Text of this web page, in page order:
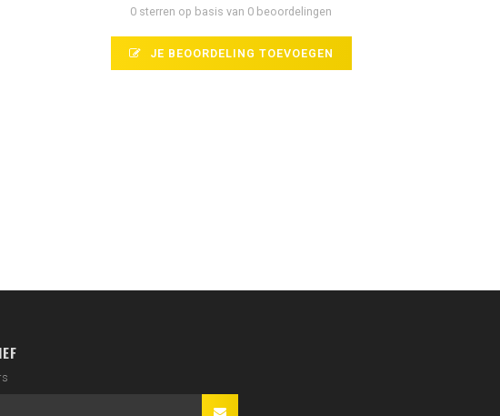
0 sterren op basis van 0 beoordelingen
JE BEOORDELING TOEVOEGEN